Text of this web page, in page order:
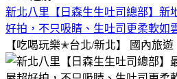
新北八里【日森生生吐司總部】新
好拍，不只吸睛、生吐司更柔軟如
【吃喝玩樂✭台北/新北】
國內旅遊